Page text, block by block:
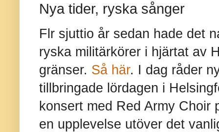
Nya tider, ryska sånger
Flr sjuttio år sedan hade det
ryska militärkörer i hjärtat av
gränser. Så här. I dag råder
tillbringade lördagen i
konsert med Red Army Choir
en upplevelse utöver det